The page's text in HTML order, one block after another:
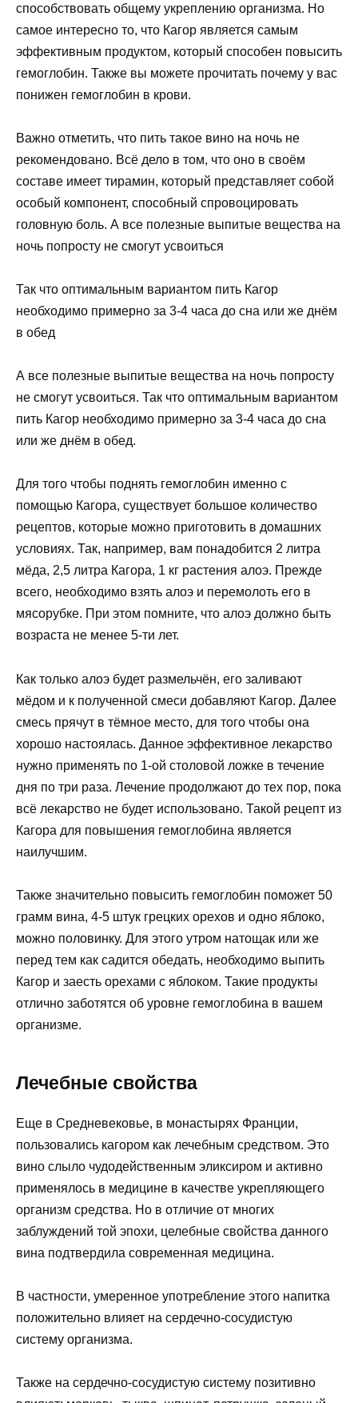
способствовать общему укреплению организма. Но
самое интересно то, что Кагор является самым
эффективным продуктом, который способен повысить
гемоглобин. Также вы можете прочитать почему у вас
понижен гемоглобин в крови.
Важно отметить, что пить такое вино на ночь не
рекомендовано. Всё дело в том, что оно в своём
составе имеет тирамин, который представляет собой
особый компонент, способный спровоцировать
головную боль. А все полезные выпитые вещества на
ночь попросту не смогут усвоиться
Так что оптимальным вариантом пить Кагор
необходимо примерно за 3-4 часа до сна или же днём
в обед
А все полезные выпитые вещества на ночь попросту
не смогут усвоиться. Так что оптимальным вариантом
пить Кагор необходимо примерно за 3-4 часа до сна
или же днём в обед.
Для того чтобы поднять гемоглобин именно с
помощью Кагора, существует большое количество
рецептов, которые можно приготовить в домашних
условиях. Так, например, вам понадобится 2 литра
мёда, 2,5 литра Кагора, 1 кг растения алоэ. Прежде
всего, необходимо взять алоэ и перемолоть его в
мясорубке. При этом помните, что алоэ должно быть
возраста не менее 5-ти лет.
Как только алоэ будет размельчён, его заливают
мёдом и к полученной смеси добавляют Кагор. Далее
смесь прячут в тёмное место, для того чтобы она
хорошо настоялась. Данное эффективное лекарство
нужно применять по 1-ой столовой ложке в течение
дня по три раза. Лечение продолжают до тех пор, пока
всё лекарство не будет использовано. Такой рецепт из
Кагора для повышения гемоглобина является
наилучшим.
Также значительно повысить гемоглобин поможет 50
грамм вина, 4-5 штук грецких орехов и одно яблоко,
можно половинку. Для этого утром натощак или же
перед тем как садится обедать, необходимо выпить
Кагор и заесть орехами с яблоком. Такие продукты
отлично заботятся об уровне гемоглобина в вашем
организме.
Лечебные свойства
Еще в Средневековье, в монастырях Франции,
пользовались кагором как лечебным средством. Это
вино слыло чудодейственным эликсиром и активно
применялось в медицине в качестве укрепляющего
организм средства. Но в отличие от многих
заблуждений той эпохи, целебные свойства данного
вина подтвердила современная медицина.
В частности, умеренное употребление этого напитка
положительно влияет на сердечно-сосудистую
систему организма.
Также на сердечно-сосудистую систему позитивно